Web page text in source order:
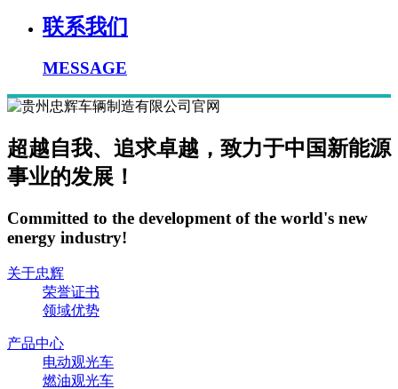
联系我们
MESSAGE
超越自我、追求卓越，致力于中国新能源
事业的发展！
Committed to the development of the world's new
energy industry!
关于忠辉
荣誉证书
领域优势
产品中心
电动观光车
燃油观光车